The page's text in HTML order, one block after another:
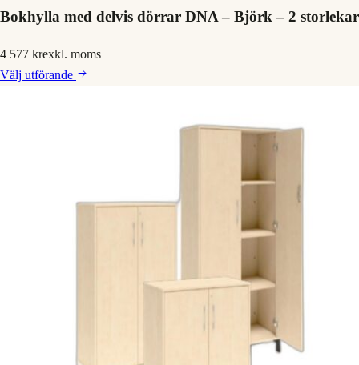
Bokhylla med delvis dörrar DNA – Björk – 2 storlekar
4 577 krexkl. moms
Välj utförande